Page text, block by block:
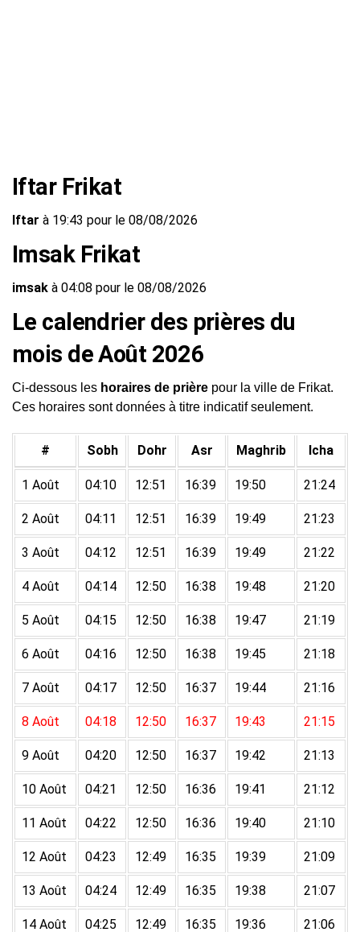
Iftar Frikat
Iftar à 19:43 pour le 08/08/2026
Imsak Frikat
imsak à 04:08 pour le 08/08/2026
Le calendrier des prières du
mois de Août 2026
Ci-dessous les horaires de prière pour la ville de Frikat.
Ces horaires sont données à titre indicatif seulement.
# Sobh Dohr Asr Maghrib Icha
1 Août 04:10 12:51 16:39 19:50 21:24
2 Août 04:11 12:51 16:39 19:49 21:23
3 Août 04:12 12:51 16:39 19:49 21:22
4 Août 04:14 12:50 16:38 19:48 21:20
5 Août 04:15 12:50 16:38 19:47 21:19
6 Août 04:16 12:50 16:38 19:45 21:18
7 Août 04:17 12:50 16:37 19:44 21:16
8 Août 04:18 12:50 16:37 19:43 21:15
9 Août 04:20 12:50 16:37 19:42 21:13
10 Août 04:21 12:50 16:36 19:41 21:12
11 Août 04:22 12:50 16:36 19:40 21:10
12 Août 04:23 12:49 16:35 19:39 21:09
13 Août 04:24 12:49 16:35 19:38 21:07
14 Août 04:25 12:49 16:35 19:36 21:06